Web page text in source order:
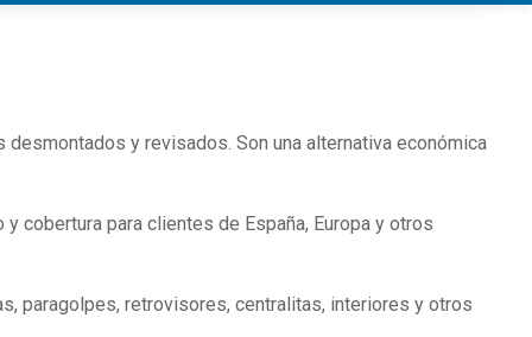
y revisados. Son una alternativa económica
cobertura para clientes de España, Europa y otros
paragolpes, retrovisores, centralitas, interiores y otros